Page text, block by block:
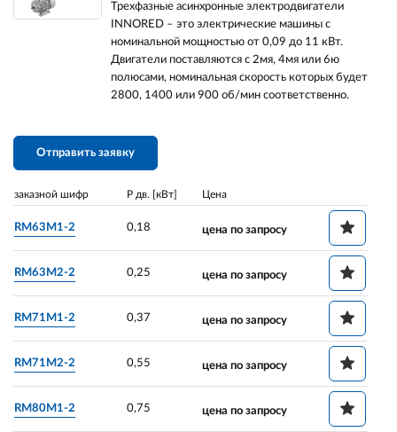
Трехфазные асинхронные электродвигатели
INNORED – это электрические машины с
номинальной мощностью от 0,09 до 11 кВт.
Двигатели поставляются с 2мя, 4мя или 6ю
полюсами, номинальная скорость которых будет
2800, 1400 или 900 об/мин соответственно.
Отправить заявку
заказной шифр P дв. [кВт] Цена
RM63M1-2 0,18 цена по запросу
RM63M2-2 0,25 цена по запросу
RM71M1-2 0,37 цена по запросу
RM71M2-2 0,55 цена по запросу
RM80M1-2 0,75 цена по запросу